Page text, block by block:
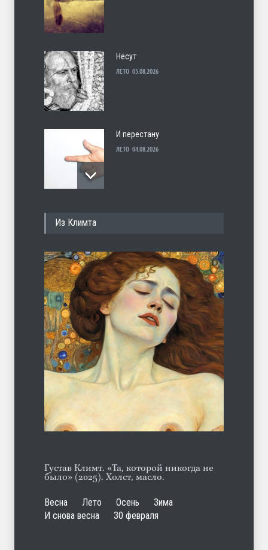
Несут
ЛЕТО 05.08.2026
И перестану
ЛЕТО 04.08.2026
Марципан (из Агнии Барто)
ЛЕТО 31.07.2026
А ещё борода
ЛЕТО 07.08.2026
Из Климта
Густав Климт. «Та, которой никогда не
было» (2025). Холст, масло.
Весна Лето Осень
Зима
И снова весна
30 февраля